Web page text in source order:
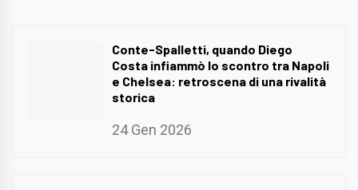
Conte-Spalletti, quando Diego
Costa infiammò lo scontro tra Napoli
e Chelsea: retroscena di una rivalità
storica
24 Gen 2026